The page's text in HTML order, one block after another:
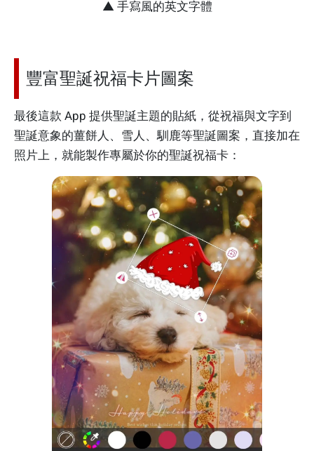
▲ 手寫風的英文字體
豐富聖誕祝福卡片圖案
最後這款 App 提供聖誕主題的貼紙，從祝福與文字到
聖誕意象的薑餅人、雪人、馴鹿等聖誕圖案，直接加在
照片上，就能製作專屬於你的聖誕祝福卡：